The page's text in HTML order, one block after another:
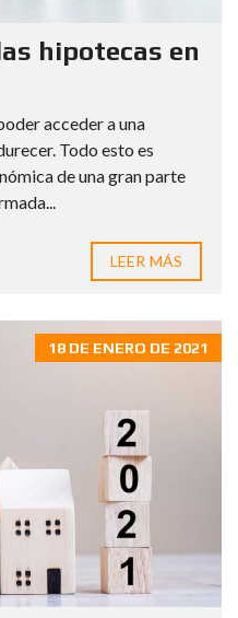
hipotecas en
acceder a una
Todo esto es
de una gran parte
LEER MÁS
18 DE ENERO DE 2021